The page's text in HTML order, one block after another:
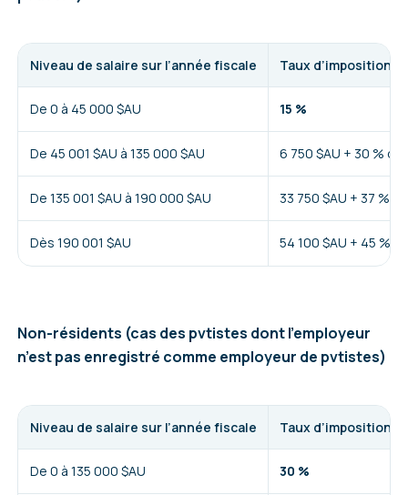
Niveau de salaire sur l’année fiscale Taux d’imposition
De 0 à 45 000 $AU 15 %
De 45 001 $AU à 135 000 $AU 6 750 $AU + 30 %
De 135 001 $AU à 190 000 $AU 33 750 $AU + 37 %
Dès 190 001 $AU 54 100 $AU + 45 %
Non-résidents (cas des pvtistes dont l’employeur
n’est pas enregistré comme employeur de pvtistes)
Niveau de salaire sur l’année fiscale Taux d’imposition
De 0 à 135 000 $AU 30 %